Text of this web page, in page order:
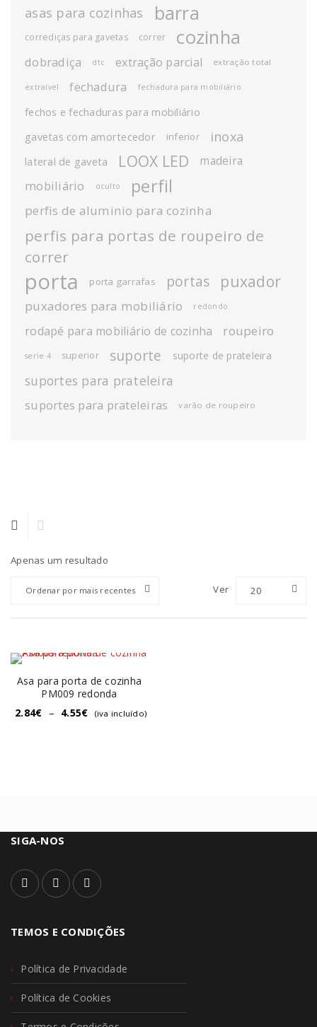
asas para cozinhas barra
corrediças para gavetas correr cozinha
dobradiça dtc extração parcial extração total
extraível fechadura fechadura para mobiliário
fechos e fechaduras para mobiliário
gavetas com amortecedor
inferior inoxa
lateral de gaveta LOOX LED madeira
mobiliário oculto perfil
perfis de aluminio para cozinha
perfis para portas de roupeiro de
correr
porta porta garrafas portas puxador
puxadores para mobiliário redondo
rodapé para mobiliário de cozinha roupeiro
serie 4 superior suporte suporte de prateleira
suportes para prateleira
suportes para prateleiras varão de roupeiro
Apenas um resultado
Ordenar por mais recentes Ver 20
Asa para porta de cozinha
PM009 redonda
2.84€ – 4.55€ (iva incluído)
SIGA-NOS
TEMOS E CONDIÇÕES
Política de Privacidade
Política de Cookies